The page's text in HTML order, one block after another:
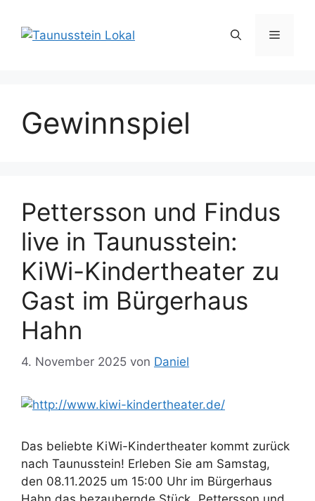
Inhalt
springen
Menü
Gewinnspiel
Pettersson und Findus
live in Taunusstein:
KiWi-Kindertheater zu
Gast im Bürgerhaus
Hahn
4. November 2025 von Daniel
Das beliebte KiWi-Kindertheater kommt zurück
nach Taunusstein! Erleben Sie am Samstag,
den 08.11.2025 um 15:00 Uhr im Bürgerhaus